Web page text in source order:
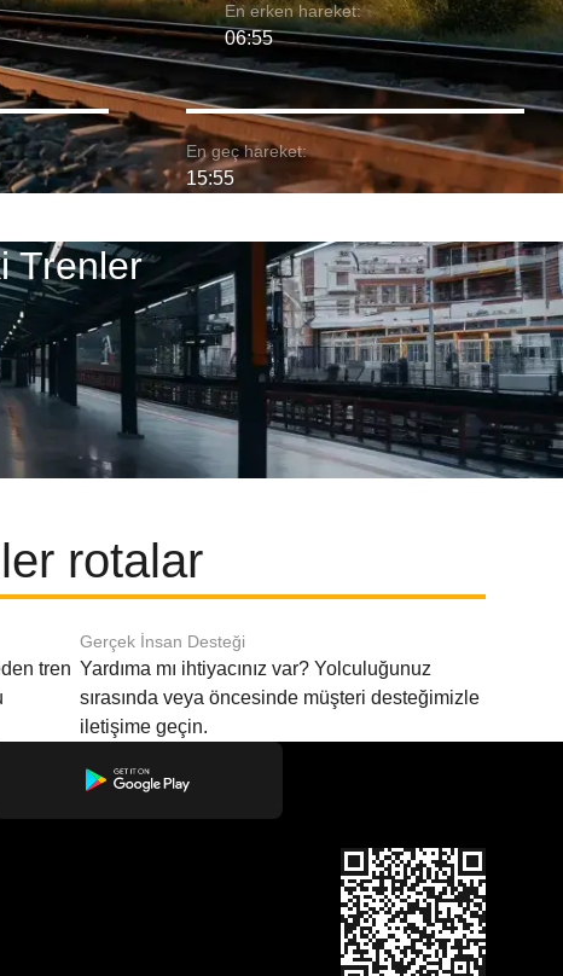
En erken hareket:
06:55
En geç hareket:
15:55
Trenler
rotalar
tren
Gerçek İnsan Desteği
Yardıma mı ihtiyacınız var? Yolculuğunuz
sırasında veya öncesinde müşteri desteğimizle
iletişime geçin.